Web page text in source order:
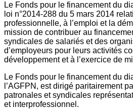
Le Fonds pour le financement du
loi n°2014-288 du 5 mars 2014
professionnelle, à l’emploi et la
mission de contribuer au
syndicales de salariés et des
d’employeurs pour leurs activités
développement et à l’exercice de
Le Fonds pour le financement du
l’AGFPN, est dirigé paritairement
patronales et syndicales
et interprofessionnel.